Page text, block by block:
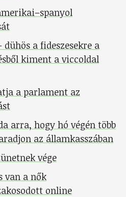
dühös a fideszesekre a
kiment a viccoldal
a parlament az
arra, hogy hó végén több
az államkasszában
vége
van a nők
online